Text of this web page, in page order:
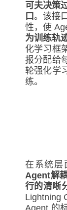
可夫决策
口。该接
性，使
为训练轨
化学习框
报分配给
轮强化学
练。
在系统层
Agent解
行的清晰
Lightning
Agent 的